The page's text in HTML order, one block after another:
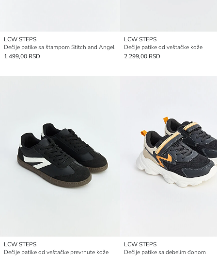
LCW STEPS
Dečije patike sa štampom Stitch and Angel
1.499,00 RSD
LCW STEPS
Dečije patike od veštačke kože
2.299,00 RSD
LCW STEPS
Dečije patike od veštačke prevrnute kože
LCW STEPS
Dečije patike sa debelim đonom